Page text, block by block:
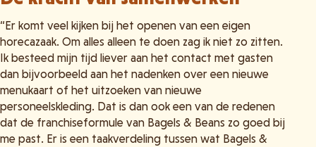
“Er komt veel kijken bij het openen van een eigen
horecazaak. Om alles alleen te doen zag ik niet zo zitten.
Ik besteed mijn tijd liever aan het contact met gasten
dan bijvoorbeeld aan het nadenken over een nieuwe
menukaart of het uitzoeken van nieuwe
personeelskleding. Dat is dan ook een van de redenen
dat de franchiseformule van Bagels & Beans zo goed bij
me past. Er is een taakverdeling tussen wat Bagels &